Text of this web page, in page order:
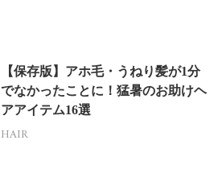
【保存版】アホ毛・うねり髪が1分
でなかったことに！猛暑のお助けヘ
アアイテム16選
HAIR